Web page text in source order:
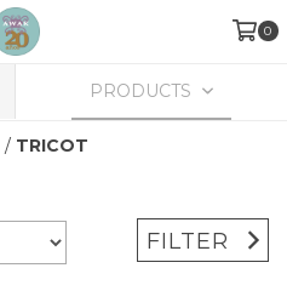
0
PRODUCTS
/ TRICOT
FILTER